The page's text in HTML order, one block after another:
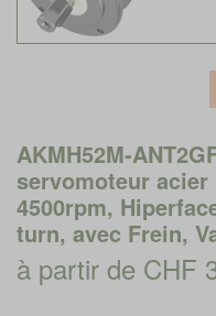
AKMH52M-
servomoteur acier
4500rpm,
turn, avec Frein,
à partir de CHF